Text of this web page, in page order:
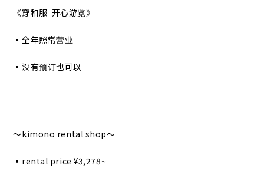
《穿和服 开心游览》
▪︎全年照常营业
▪︎没有预订也可以
〜kimono rental shop〜
▪︎rental price ¥3,278~